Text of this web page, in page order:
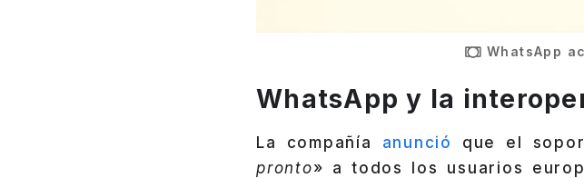
WhatsApp
WhatsApp y la
La compañía anunció que el
pronto» a todos los usuarios